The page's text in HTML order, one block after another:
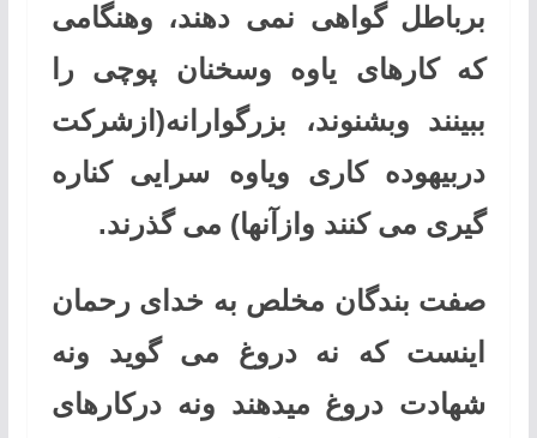
برباطل گواهی نمی دهند، وهنگامی
که کارهای یاوه وسخنان پوچی را
ببینند وبشنوند، بزرگوارانه(ازشرکت
دربیهوده کاری ویاوه سرایی کناره
گیری می کنند وازآنها) می گذرند.
صفت بندگان مخلص به خدای رحمان
اینست که نه دروغ می گوید ونه
شهادت دروغ میدهند ونه درکارهای